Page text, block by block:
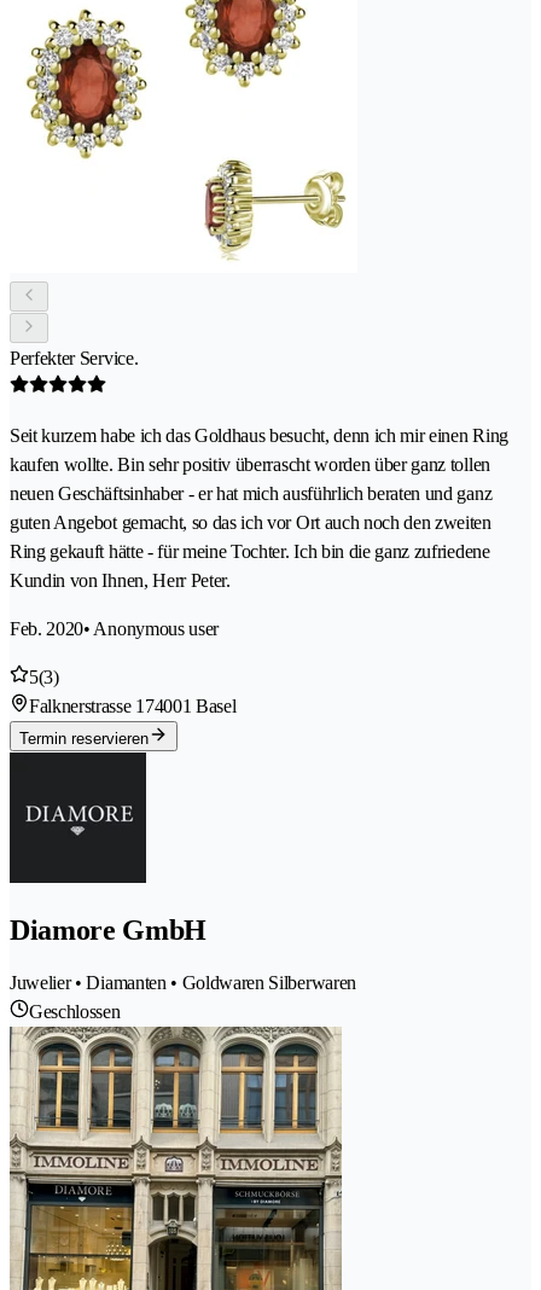
Perfekter Service.
Seit kurzem habe ich das Goldhaus besucht, denn ich mir einen Ring
kaufen wollte. Bin sehr positiv überrascht worden über ganz tollen
neuen Geschäftsinhaber - er hat mich ausführlich beraten und ganz
guten Angebot gemacht, so das ich vor Ort auch noch den zweiten
Ring gekauft hätte - für meine Tochter. Ich bin die ganz zufriedene
Kundin von Ihnen, Herr Peter.
Feb. 2020• Anonymous user
5(3)
Falknerstrasse 174001 Basel
Termin reservieren
Diamore GmbH
Juwelier • Diamanten • Goldwaren Silberwaren
Geschlossen